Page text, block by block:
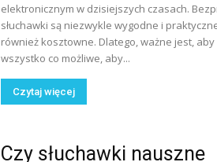
elektronicznym w dzisiejszych czasach.
słuchawki są niezwykle wygodne i
również kosztowne. Dlatego, ważne jest,
wszystko co możliwe, aby...
Czytaj więcej
Czy słuchawki nauszne